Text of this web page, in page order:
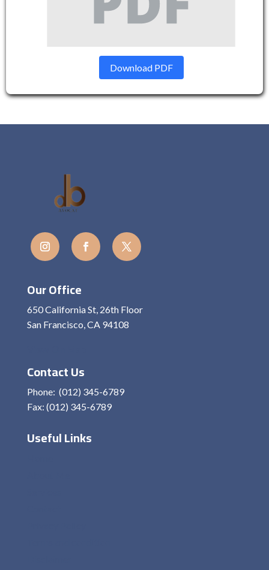
Download PDF
Our Office
650 California St, 26th Floor
San Francisco, CA 94108
Contact Us
Phone: (012) 345-6789
Fax: (012) 345-6789
Useful Links